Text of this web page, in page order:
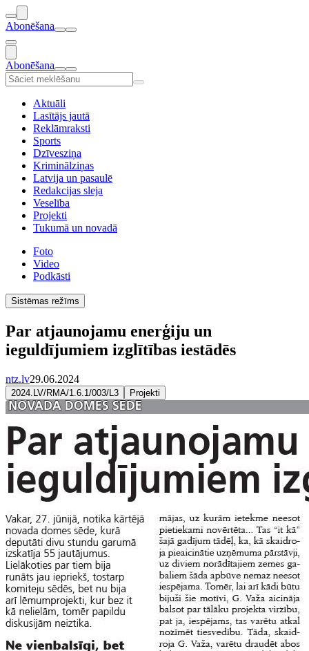
Abonēšana
Abonēšana
Aktuāli
Lasītājs jautā
Reklāmraksti
Sports
Dzīvesziņa
Kriminālziņas
Latvija un pasaulē
Redakcijas sleja
Veselība
Projekti
Tukumā un novadā
Foto
Video
Podkāsti
Sistēmas režīms
Par atjaunojamu enerģiju un
ieguldījumiem izglītības iestādēs
ntz.lv29.06.2024
2024.LV/RMA/1.6.1/003/L3 Projekti